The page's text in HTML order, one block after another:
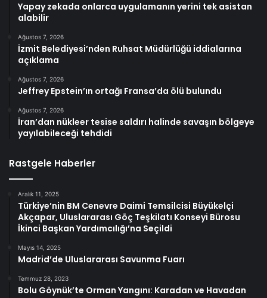
Yapay zekada onlarca uygulamanın yerini tek asistan
alabilir
Ağustos 7, 2026
İzmit Belediyesi’nden Ruhsat Müdürlüğü iddialarına
açıklama
Ağustos 7, 2026
Jeffrey Epstein’ın ortağı Fransa’da ölü bulundu
Ağustos 7, 2026
İran’dan nükleer tesise saldırı halinde savaşın bölgeye
yayılabileceği tehdidi
Rastgele Haberler
Aralık 11, 2025
Türkiye’nin BM Cenevre Daimi Temsilcisi Büyükelçi
Akçapar, Uluslararası Göç Teşkilatı Konseyi Bürosu
İkinci Başkan Yardımcılığı’na Seçildi
Mayıs 14, 2025
Madrid’de Uluslararası Savunma Fuarı
Temmuz 28, 2023
Bolu Göynük’te Orman Yangını: Karadan ve Havadan